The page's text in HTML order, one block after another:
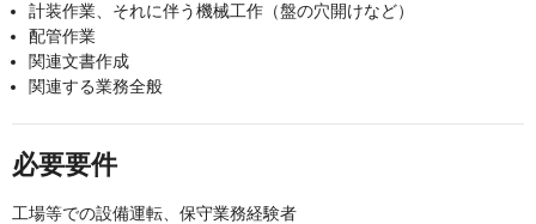
計装作業、それに伴う機械工作（盤の穴開けなど）
配管作業
関連文書作成
関連する業務全般
必要要件
工場等での設備運転、保守業務経験者